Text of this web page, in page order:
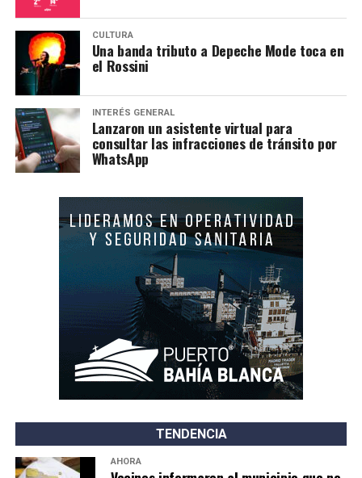
CULTURA
Una banda tributo a Depeche Mode toca en
el Rossini
INTERÉS GENERAL
Lanzaron un asistente virtual para
consultar las infracciones de tránsito por
WhatsApp
TENDENCIA
AHORA